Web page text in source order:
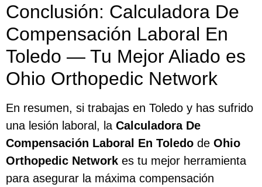
Conclusión: Calculadora De
Compensación Laboral En
Toledo — Tu Mejor Aliado es
Ohio Orthopedic Network
En resumen, si trabajas en Toledo y has sufrido
una lesión laboral, la Calculadora De
Compensación Laboral En Toledo de Ohio
Orthopedic Network es tu mejor herramienta
para asegurar la máxima compensación